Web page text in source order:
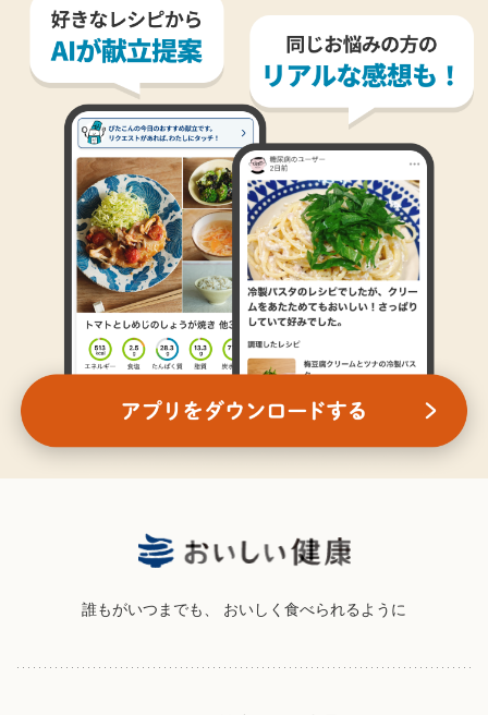
誰もがいつまでも、 おいしく食べられるように